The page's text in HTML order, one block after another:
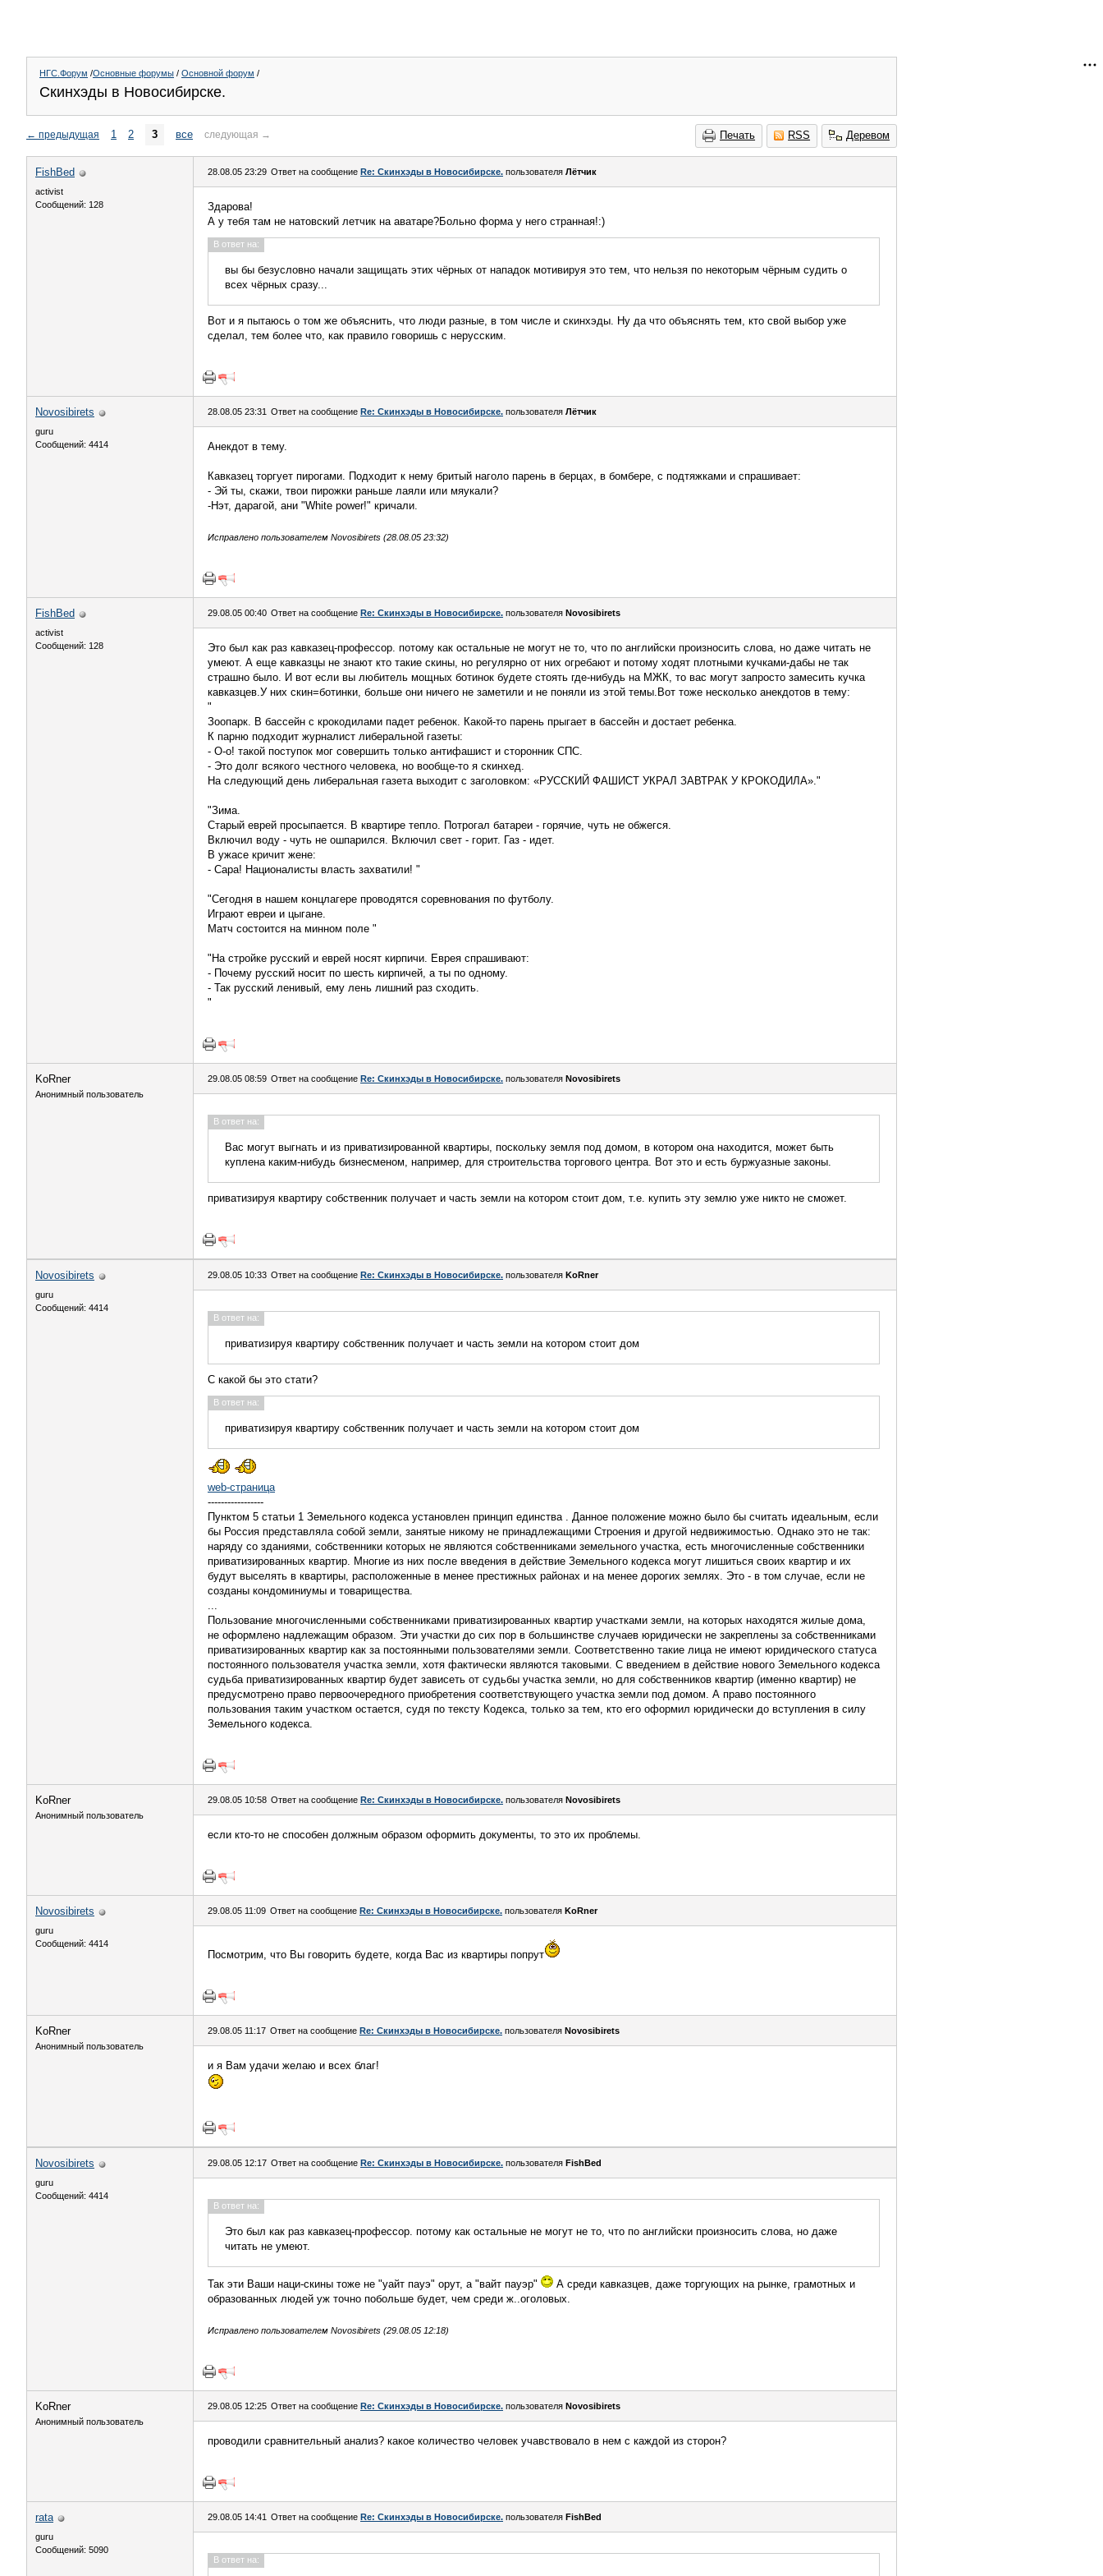
НГС.Форум /Основные форумы / Основной форум /
Скинхэды в Новосибирске.
Печать RSS Деревом
← предыдущая 1 2 3 все следующая →
FishBed
activist
Сообщений: 128
28.08.05 23:29 Ответ на сообщение Re: Скинхэды в Новосибирске. пользователя Лётчик
Здарова!
А у тебя там не натовский летчик на аватаре?Больно форма у него странная!:)
В ответ на:
вы бы безусловно начали защищать этих чёрных от нападок мотивируя это тем, что нельзя по некоторым чёрным судить о
всех чёрных сразу...
Вот и я пытаюсь о том же объяснить, что люди разные, в том числе и скинхэды. Ну да что объяснять тем, кто свой выбор уже
сделал, тем более что, как правило говоришь с нерусским.
Novosibirets
guru
Сообщений: 4414
28.08.05 23:31 Ответ на сообщение Re: Скинхэды в Новосибирске. пользователя Лётчик
Анекдот в тему.
Кавказец торгует пирогами. Подходит к нему бритый наголо парень в берцах, в бомбере, с подтяжками и спрашивает:
- Эй ты, скажи, твои пирожки раньше лаяли или мяукали?
-Нэт, дарагой, ани "White power!" кричали.
Исправлено пользователем Novosibirets (28.08.05 23:32)
FishBed
activist
Сообщений: 128
29.08.05 00:40 Ответ на сообщение Re: Скинхэды в Новосибирске. пользователя Novosibirets
Это был как раз кавказец-профессор. потому как остальные не могут не то, что по английски произносить слова, но даже читать не
умеют. А еще кавказцы не знают кто такие скины, но регулярно от них огребают и потому ходят плотными кучками-дабы не так
страшно было. И вот если вы любитель мощных ботинок будете стоять где-нибудь на МЖК, то вас могут запросто замесить кучка
кавказцев.У них скин=ботинки, больше они ничего не заметили и не поняли из этой темы.Вот тоже несколько анекдотов в тему:
"
Зоопарк. В бассейн с крокодилами падет ребенок. Какой-то парень прыгает в бассейн и достает ребенка.
К парню подходит журналист либеральной газеты:
- О-о! такой поступок мог совершить только антифашист и сторонник СПС.
- Это долг всякого честного человека, но вообще-то я скинхед.
На следующий день либеральная газета выходит с заголовком: «РУССКИЙ ФАШИСТ УКРАЛ ЗАВТРАК У КРОКОДИЛА»."
"Зима.
Старый еврей просыпается. В квартире тепло. Потрогал батареи - горячие, чуть не обжегся.
Включил воду - чуть не ошпарился. Включил свет - горит. Газ - идет.
В ужасе кричит жене:
- Сара! Националисты власть захватили! "
"Сегодня в нашем концлагере проводятся соревнования по футболу.
Играют евреи и цыгане.
Матч состоится на минном поле "
"На стройке русский и еврей носят кирпичи. Еврея спрашивают:
- Почему русский носит по шесть кирпичей, а ты по одному.
- Так русский ленивый, ему лень лишний раз сходить.
"
KoRner
Анонимный пользователь
29.08.05 08:59 Ответ на сообщение Re: Скинхэды в Новосибирске. пользователя Novosibirets
В ответ на:
Вас могут выгнать и из приватизированной квартиры, поскольку земля под домом, в котором она находится, может быть
куплена каким-нибудь бизнесменом, например, для строительства торгового центра. Вот это и есть буржуазные законы.
приватизируя квартиру собственник получает и часть земли на котором стоит дом, т.е. купить эту землю уже никто не сможет.
Novosibirets
guru
Сообщений: 4414
29.08.05 10:33 Ответ на сообщение Re: Скинхэды в Новосибирске. пользователя KoRner
В ответ на:
приватизируя квартиру собственник получает и часть земли на котором стоит дом
С какой бы это стати?
В ответ на:
приватизируя квартиру собственник получает и часть земли на котором стоит дом
web-страница
-----------------
Пунктом 5 статьи 1 Земельного кодекса установлен принцип единства . Данное положение можно было бы считать идеальным, если
бы Россия представляла собой земли, занятые никому не принадлежащими Строения и другой недвижимостью. Однако это не так:
наряду со зданиями, собственники которых не являются собственниками земельного участка, есть многочисленные собственники
приватизированных квартир. Многие из них после введения в действие Земельного кодекса могут лишиться своих квартир и их
будут выселять в квартиры, расположенные в менее престижных районах и на менее дорогих землях. Это - в том случае, если не
созданы кондоминиумы и товарищества.
...
Пользование многочисленными собственниками приватизированных квартир участками земли, на которых находятся жилые дома,
не оформлено надлежащим образом. Эти участки до сих пор в большинстве случаев юридически не закреплены за собственниками
приватизированных квартир как за постоянными пользователями земли. Соответственно такие лица не имеют юридического статуса
постоянного пользователя участка земли, хотя фактически являются таковыми. С введением в действие нового Земельного кодекса
судьба приватизированных квартир будет зависеть от судьбы участка земли, но для собственников квартир (именно квартир) не
предусмотрено право первоочередного приобретения соответствующего участка земли под домом. А право постоянного
пользования таким участком остается, судя по тексту Кодекса, только за тем, кто его оформил юридически до вступления в силу
Земельного кодекса.
KoRner
Анонимный пользователь
29.08.05 10:58 Ответ на сообщение Re: Скинхэды в Новосибирске. пользователя Novosibirets
если кто-то не способен должным образом оформить документы, то это их проблемы.
Novosibirets
guru
Сообщений: 4414
29.08.05 11:09 Ответ на сообщение Re: Скинхэды в Новосибирске. пользователя KoRner
Посмотрим, что Вы говорить будете, когда Вас из квартиры попрут
KoRner
Анонимный пользователь
29.08.05 11:17 Ответ на сообщение Re: Скинхэды в Новосибирске. пользователя Novosibirets
и я Вам удачи желаю и всех благ!
Novosibirets
guru
Сообщений: 4414
29.08.05 12:17 Ответ на сообщение Re: Скинхэды в Новосибирске. пользователя FishBed
В ответ на:
Это был как раз кавказец-профессор. потому как остальные не могут не то, что по английски произносить слова, но даже
читать не умеют.
Так эти Ваши наци-скины тоже не "уайт пауэ" орут, а "вайт пауэр"
А среди кавказцев, даже торгующих на рынке, грамотных и
образованных людей уж точно побольше будет, чем среди ж..оголовых.
Исправлено пользователем Novosibirets (29.08.05 12:18)
KoRner
Анонимный пользователь
29.08.05 12:25 Ответ на сообщение Re: Скинхэды в Новосибирске. пользователя Novosibirets
проводили сравнительный анализ? какое количество человек учавствовало в нем с каждой из сторон?
rata
guru
Сообщений: 5090
29.08.05 14:41 Ответ на сообщение Re: Скинхэды в Новосибирске. пользователя FishBed
В ответ на: